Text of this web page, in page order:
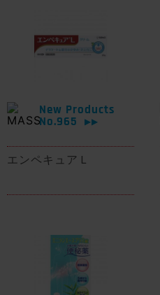
New Products
No.965
▶▶
エンペキュアＬ